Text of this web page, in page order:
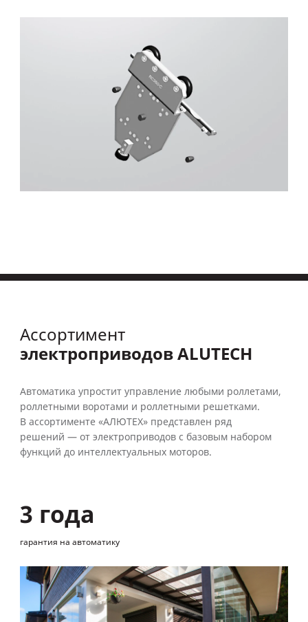
Ассортимент
электроприводов ALUTECH
Автоматика упростит управление любыми роллетами,
роллетными воротами и роллетными решетками.
В ассортименте «АЛЮТЕХ» представлен ряд
решений — от электроприводов с базовым набором
функций до интеллектуальных моторов.
3 года
гарантия на автоматику